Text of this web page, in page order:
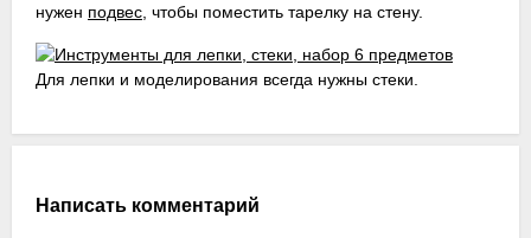
нужен подвес, чтобы поместить тарелку на стену.
Для лепки и моделирования всегда нужны стеки.
Написать комментарий